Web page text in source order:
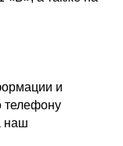
и
телефону
наш